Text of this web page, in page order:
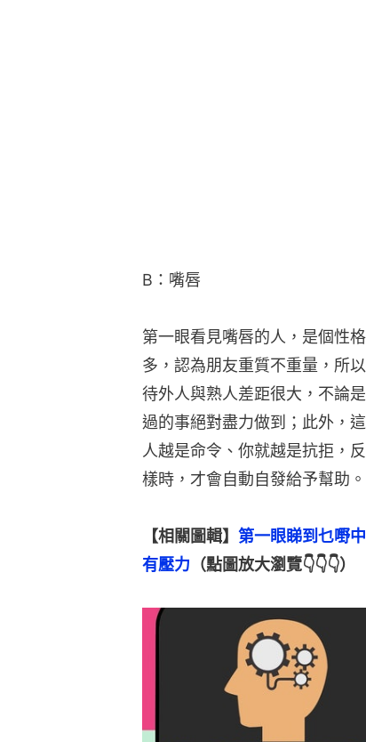
B：嘴唇
第一眼看見嘴唇的人，是個性
多，認為朋友重質不重量，所
待外人與熟人差距很大，不論
過的事絕對盡力做到；此外，
人越是命令、你就越是抗拒，
樣時，才會自動自發給予幫助。
【相關圖輯】 第一眼睇到乜嘢
有壓力 （點圖放大瀏覽👇👇👇）